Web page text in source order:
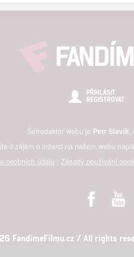
PŘIHLÁSIT
REGISTROVAT
Šéfredaktor webu je Petr Slavík
li zájem o inzerci na našem webu
osobních údajů | Zásady používání
FandimeFilmu.cz / All rights
a zobrazování reklamy a obsahu